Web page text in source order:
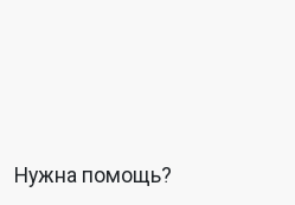
Нужна помощь?